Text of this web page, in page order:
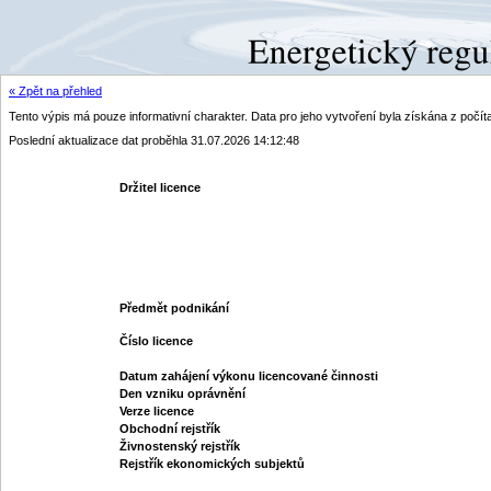
« Zpět na přehled
Tento výpis má pouze informativní charakter. Data pro jeho vytvoření byla získána z
Poslední aktualizace dat proběhla 31.07.2026 14:12:48
Držitel licence
Předmět podnikání
Číslo licence
Datum zahájení výkonu licencované činnosti
Den vzniku oprávnění
Verze licence
Obchodní rejstřík
Živnostenský rejstřík
Rejstřík ekonomických subjektů